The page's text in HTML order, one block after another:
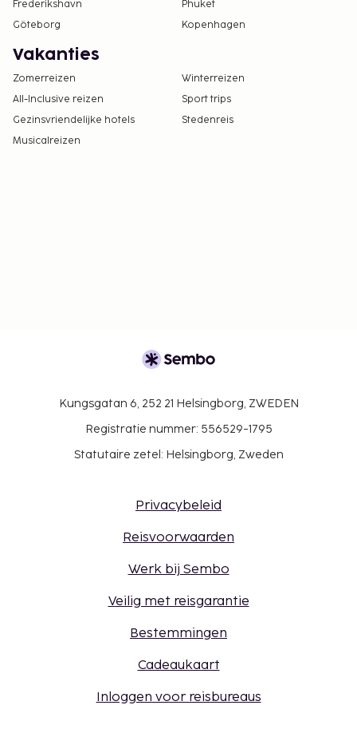
Frederikshavn
Phuket
Göteborg
Kopenhagen
Vakanties
Zomerreizen
Winterreizen
All-Inclusive reizen
Sport trips
Gezinsvriendelijke hotels
Stedenreis
Musicalreizen
Kungsgatan 6, 252 21 Helsingborg, ZWEDEN
Registratie nummer: 556529-1795
Statutaire zetel: Helsingborg, Zweden
Privacybeleid
Reisvoorwaarden
Werk bij Sembo
Veilig met reisgarantie
Bestemmingen
Cadeaukaart
Inloggen voor reisbureaus